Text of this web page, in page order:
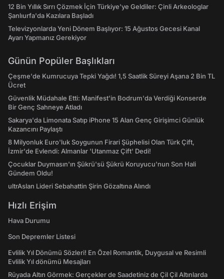
12 Bin Yıllık Sırrı Çözmek İçin Türkiye'ye Geldiler: Çinli Arkeologlar
Şanlıurfa'da Kazılara Başladı
Televizyonlarda Yeni Dönem Başlıyor: 15 Ağustos Gecesi Kanal
Ayarı Yapmanız Gerekiyor
Günün Popüler Başlıkları
Çeşme'de Kumrucuya Tepki Yağdı! 1,5 Saatlik Süreyi Aşana 2 Bin TL
Ücret
Güvenlik Müdahale Etti: Manifest'in Bodrum'da Verdiği Konserde
Bir Genç Sahneye Atladı
Sakarya'da Limonata Satıp iPhone 15 Alan Genç Girişimci Günlük
Kazancını Paylaştı
8 Milyonluk Euro'luk Soygunun Firari Şüphelisi Olan Türk Çift,
İzmir'de Evlendi: Almanlar 'Utanmaz Çift' Dedi!
Çocuklar Duymasın'ın Şükrü'sü Şükrü Koruyucu'nun Son Hali
Gündem Oldu!
ultrAslan Lideri Sebahattin Şirin Gözaltına Alındı
Hızlı Erişim
Hava Durumu
Son Depremler Listesi
Evlilik Yıl Dönümü Sözleri! En Özel Romantik, Duygusal ve Resimli
Evlilik Yıl dönümü Mesajları
Rüyada Altın Görmek: Gerçekler de Saadetiniz de Çil Çil Altınlarda